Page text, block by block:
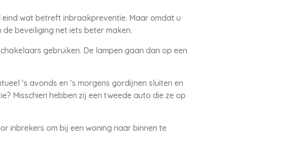
wat betreft inbraakpreventie. Maar omdat u
beveiliging net iets beter maken.
gebruiken. De lampen gaan dan op een
‘s avonds en ‘s morgens gordijnen sluiten en
Misschien hebben zij een tweede auto die ze op
inbrekers om bij een woning naar binnen te